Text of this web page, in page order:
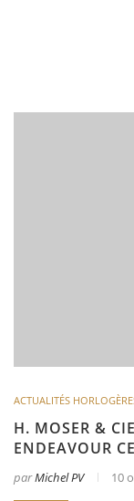
ACTUALITÉS
H. MOSER &
ENDEAVOUR
parMichel PV 10